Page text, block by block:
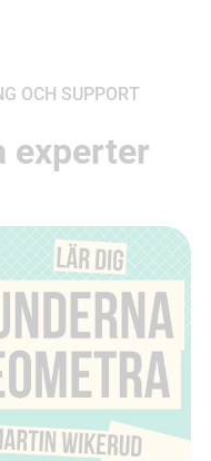
OCH SUPPORT
experter